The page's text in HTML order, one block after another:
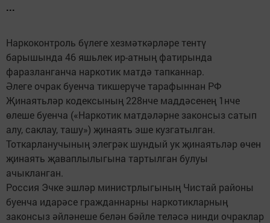
...
Наркоконтроль бүлеге хезмәткәрләре тентү
барышында 46 яшьлек ир-атның фатирында
фаразланганча наркотик матдә тапканнар.
Әлеге очрак буенча тикшерүче тарафыннан РФ
Җинаятьләр кодексының 228нче маддәсенең 1нче
өлеше буенча («Наркотик матдәләрне законсыз сатып
алу, саклау, ташу») җинаять эше кузгатылган.
Тоткарланучының элегрәк шундый ук җинаятьләр өчен
җинаять җаваплылыгына тартылган булуы
ачыкланган.
Россия Эчке эшләр министрлыгының Чистай районы
буенча идарәсе гражданнарны наркотикларның
законсыз әйләнеше белән бәйле теләсә нинди очраклар